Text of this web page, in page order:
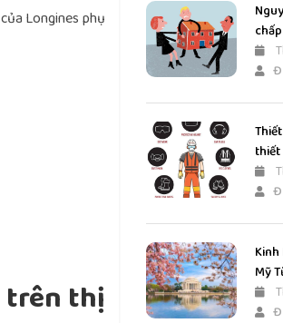
Longines phụ
trên thị
gặp
Mỹ
Việt